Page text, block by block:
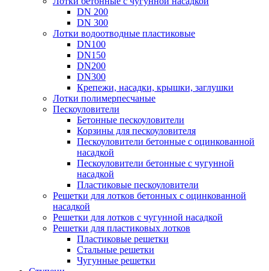
DN 200
DN 300
Лотки водоотводные пластиковые
DN100
DN150
DN200
DN300
Крепежи, насадки, крышки, заглушки
Лотки полимерпесчаные
Пескоуловители
Бетонные пескоуловители
Корзины для пескоуловителя
Пескоуловители бетонные с оцинкованной
насадкой
Пескоуловители бетонные с чугунной
насадкой
Пластиковые пескоуловители
Решетки для лотков бетонных с оцинкованной
насадкой
Решетки для лотков с чугунной насадкой
Решетки для пластиковых лотков
Пластиковые решетки
Стальные решетки
Чугунные решетки